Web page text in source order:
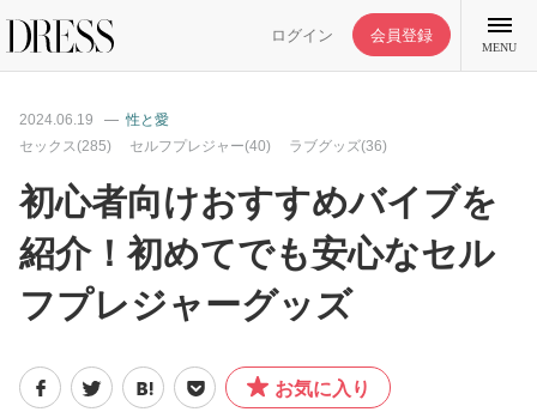
ログイン 会員登録
MENU
特集記事
DRESS部活
ライフスタイル
2024.06.19
性と愛
セックス(285)
セルフプレジャー(40) ラブグッズ(36)
初心者向けおすすめバイブを
紹介！初めてでも安心なセル
フプレジャーグッズ
お気に入り